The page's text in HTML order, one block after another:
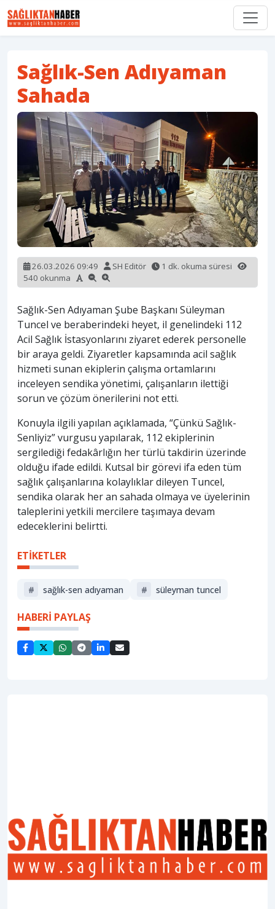
Sağlık-Sen Adıyaman
Sahada
26.03.2026 09:49 SH Editör
1 dk. okuma süresi
540 okunma
Sağlık-Sen Adıyaman Şube Başkanı Süleyman
Tuncel ve beraberindeki heyet, il genelindeki 112
Acil Sağlık İstasyonlarını ziyaret ederek personelle
bir araya geldi. Ziyaretler kapsamında acil sağlık
hizmeti sunan ekiplerin çalışma ortamlarını
inceleyen sendika yönetimi, çalışanların ilettiği
sorun ve çözüm önerilerini not etti.
Konuyla ilgili yapılan açıklamada, “Çünkü Sağlık-
Senliyiz” vurgusu yapılarak, 112 ekiplerinin
sergilediği fedakârlığın her türlü takdirin üzerinde
olduğu ifade edildi. Kutsal bir görevi ifa eden tüm
sağlık çalışanlarına kolaylıklar dileyen Tuncel,
sendika olarak her an sahada olmaya ve üyelerinin
taleplerini yetkili mercilere taşımaya devam
edeceklerini belirtti.
ETİKETLER
# sağlık-sen adıyaman # süleyman tuncel
HABERİ PAYLAŞ